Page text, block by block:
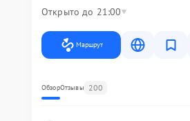
Открыто до 21:00
Маршрут
ОбзорОтзывы 200